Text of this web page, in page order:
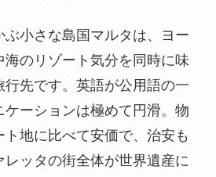
ぶ小さな島国マルタは、ヨー
海のリゾート気分を同時に味
先です。英語が公用語の一
ーションは極めて円滑。物
地に比べて安価で、治安も
レッタの街全体が世界遺産に